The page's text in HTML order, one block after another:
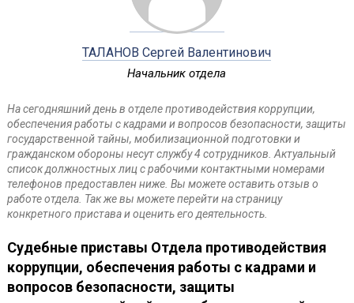
ТАЛАНОВ Сергей Валентинович
Начальник отдела
На сегодняшний день в отделе противодействия коррупции,
обеспечения работы с кадрами и вопросов безопасности, защиты
государственной тайны, мобилизационной подготовки и
гражданском обороны несут службу 4 сотрудников. Актуальный
список должностных лиц с рабочими контактными номерами
телефонов предоставлен ниже. Вы можете оставить отзыв о
работе отдела. Так же вы можете перейти на страницу
конкретного пристава и оценить его деятельность.
Судебные приставы Отдела противодействия
коррупции, обеспечения работы с кадрами и
вопросов безопасности, защиты